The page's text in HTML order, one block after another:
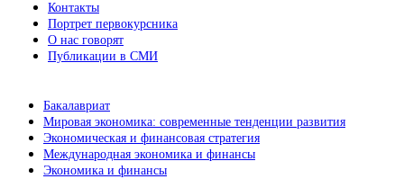
Контакты
Портрет первокурсника
О нас говорят
Публикации в СМИ
Бакалавриат
Мировая экономика: современные тенденции развития
Экономическая и финансовая стратегия
Международная экономика и финансы
Экономика и финансы